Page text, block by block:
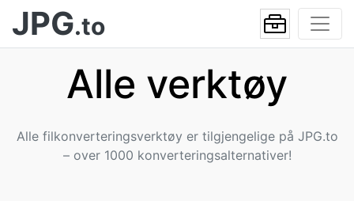
JPG.to
Alle verktøy
Alle filkonverteringsverktøy er tilgjengelige på JPG.to
– over 1000 konverteringsalternativer!